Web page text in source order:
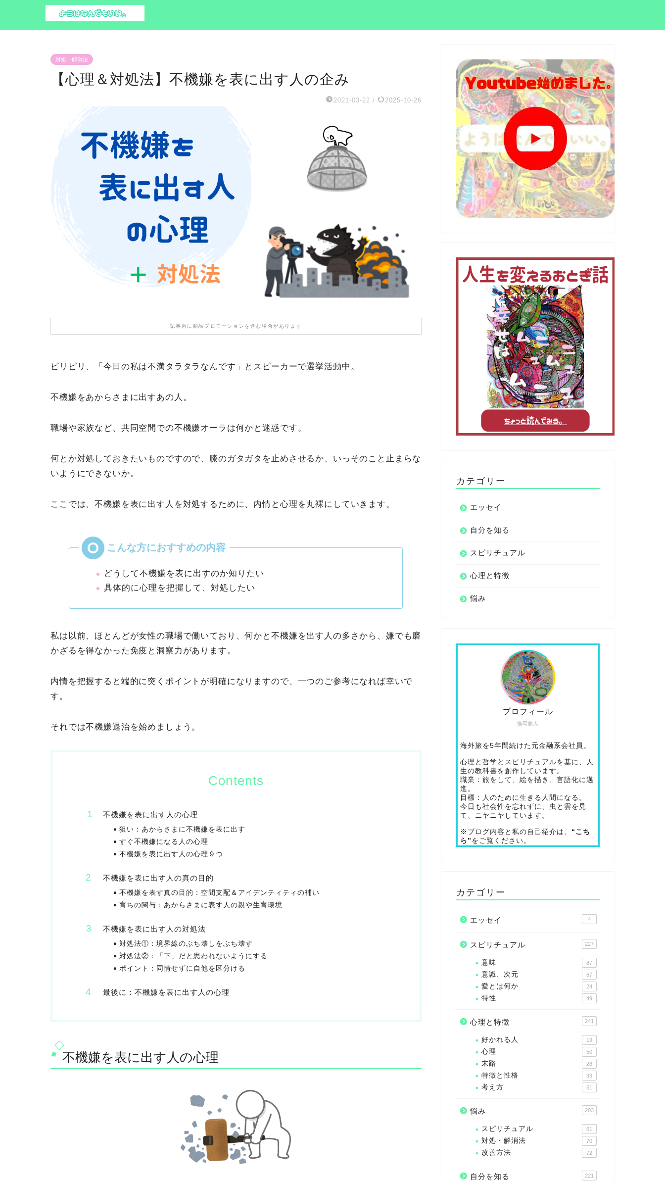
対処・解消法
【心理＆対処法】不機嫌を表に出す人の企み
2021-03-22 / 2025-10-26
記事内に商品プロモーションを含む場合があります
ピリピリ、「今日の私は不満タラタラなんです」とスピーカーで選挙活動中。
不機嫌をあからさまに出すあの人。
職場や家族など、共同空間での不機嫌オーラは何かと迷惑です。
何とか対処しておきたいものですので、膝のガタガタを止めさせるか、いっそのこと止まらな
いようにできないか。
ここでは、不機嫌を表に出す人を対処するために、内情と心理を丸裸にしていきます。
どうして不機嫌を表に出すのか知りたい
具体的に心理を把握して、対処したい
私は以前、ほとんどが女性の職場で働いており、何かと不機嫌を出す人の多さから、嫌でも磨
かざるを得なかった免疫と洞察力があります。
内情を把握すると端的に突くポイントが明確になりますので、一つのご参考になれば幸いで
す。
それでは不機嫌退治を始めましょう。
Contents
不機嫌を表に出す人の心理
狙い：あからさまに不機嫌を表に出す
すぐ不機嫌になる人の心理
不機嫌を表に出す人の心理９つ
不機嫌を表に出す人の真の目的
不機嫌を表す真の目的：空間支配＆アイデンティティの補い
育ちの関与：あからさまに表す人の親や生育環境
不機嫌を表に出す人の対処法
対処法①：境界線のぶち壊しをぶち壊す
対処法②：「下」だと思われないようにする
ポイント：同情せずに自他を区分ける
最後に：不機嫌を表に出す人の心理
不機嫌を表に出す人の心理
カテゴリー
エッセイ
自分を知る
スピリチュアル
心理と特徴
悩み
描写旅人
プロフィール
海外旅を5年間続けた元金融系会社員。
心理と哲学とスピリチュアルを基に、人
生の教科書を創作しています。
職業：旅をして、絵を描き、言語化に邁
進。
目標：人のために生きる人間になる。
今日も社会性を忘れずに、虫と雲を見
て、ニヤニヤしています。
※ブログ内容と私の自己紹介は、 “こち
ら” をご覧ください。
カテゴリー
エッセイ 4
スピリチュアル 227
意味 87
意識、次元 67
愛とは何か 24
特性 49
心理と特徴 241
好かれる人 19
心理 50
末路 28
特徴と性格 93
考え方 51
悩み 203
スピリチュアル 61
対処・解消法 70
改善方法 72
自分を知る 221